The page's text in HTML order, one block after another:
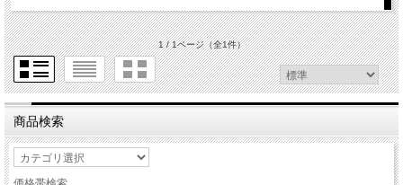
1 / 1ページ（全1件）
商品検索